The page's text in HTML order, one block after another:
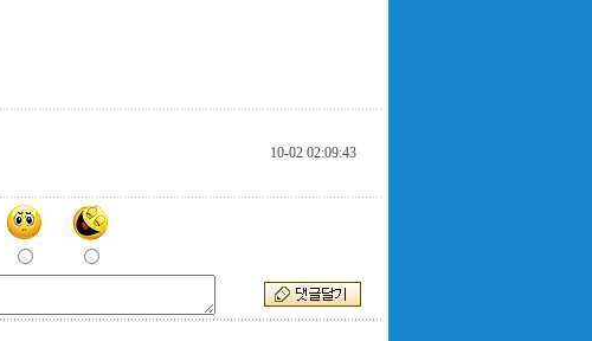
10-02 02:09:43